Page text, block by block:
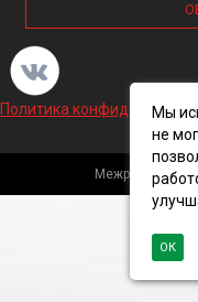
Политика Мы
не
ОК